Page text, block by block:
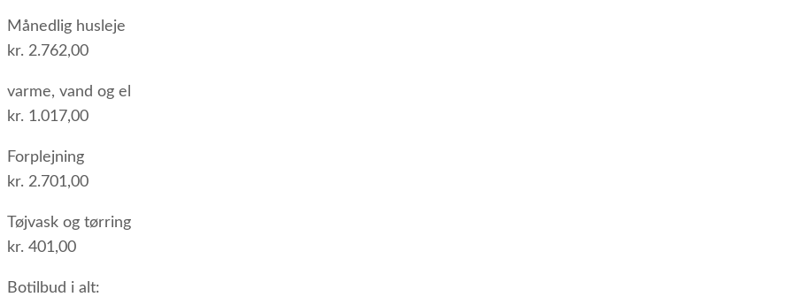
Månedlig husleje
kr. 2.762,00
varme, vand og el
kr. 1.017,00
Forplejning
kr. 2.701,00
Tøjvask og tørring
kr. 401,00
Botilbud i alt: